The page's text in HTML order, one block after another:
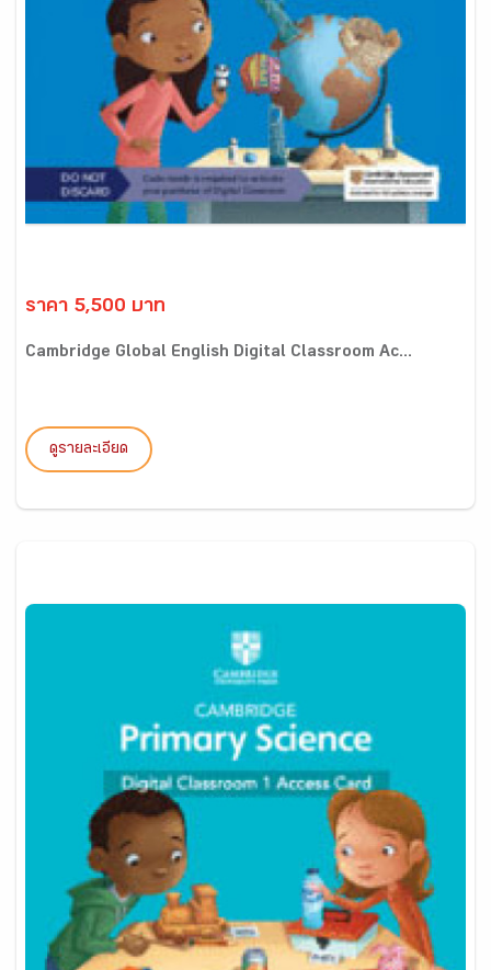
ราคา 5,500 บาท
Cambridge Global English Digital Classroom Ac...
ดูรายละเอียด